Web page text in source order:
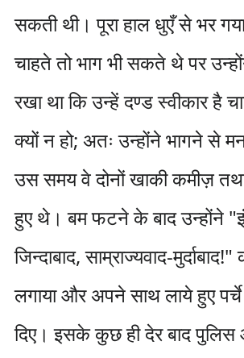
सकती थी। पूरा हाल धुएँ से भर
चाहते तो भाग भी सकते थे पर
रखा था कि उन्हें दण्ड स्वीकार है
क्यों न हो; अतः उन्होंने भागने से
उस समय वे दोनों खाकी कमीज़
हुए थे। बम फटने के बाद उन्होंने
जिन्दाबाद, साम्राज्यवाद-मुर्दाबाद!"
लगाया और अपने साथ लाये हुए
दिए। इसके कुछ ही देर बाद